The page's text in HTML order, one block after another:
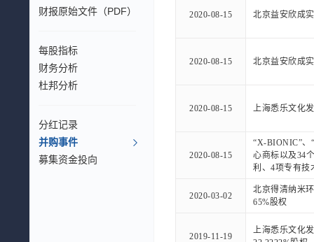
财报原始文件（PDF）
每股指标
财务分析
杜邦分析
分红记录
并购事件
募集资金投向
2020-08-15 北京益安欣成
2020-08-15 北京益安欣成
2020-08-15 上海悉乐文化
2020-08-15
“X-BIONIC”、
心商标以及34
利、4项专有技
2020-03-02
北京得清纳米
65%股权
2019-11-19
上海悉乐文化